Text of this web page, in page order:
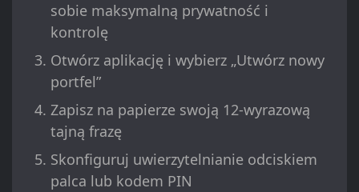
sobie maksymalną prywatność i
kontrolę
Otwórz aplikację i wybierz „Utwórz nowy
portfel”
Zapisz na papierze swoją 12-wyrazową
tajną frazę
Skonfiguruj uwierzytelnianie odciskiem
palca lub kodem PIN